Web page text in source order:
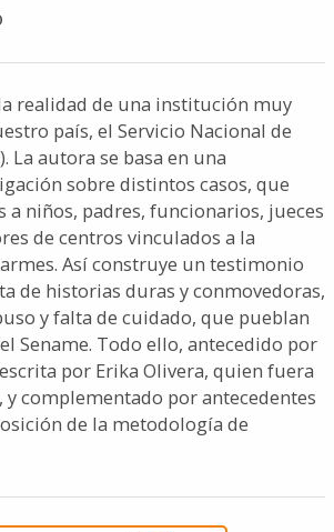
realidad de una institución muy
país, el Servicio Nacional de
La autora se basa en una
sobre distintos casos, que
a niños, padres, funcionarios, jueces
de centros vinculados a la
Así construye un testimonio
de historias duras y conmovedoras,
y falta de cuidado, que pueblan
Sename. Todo ello, antecedido por
por Erika Olivera, quien fuera
y complementado por antecedentes
de la metodología de